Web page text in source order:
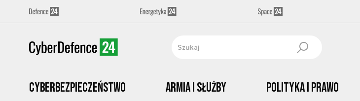
Cyberbezpieczeństwo Armia i Służby Polityka i prawo